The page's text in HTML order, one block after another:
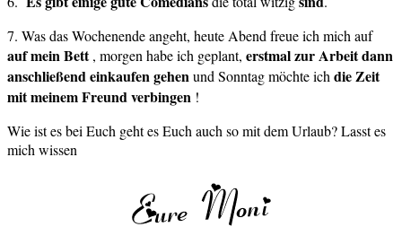
7. Was das Wochenende angeht, heute Abend freue ich mich auf
auf mein Bett, morgen habe ich geplant, erstmal zur Arbeit dann
anschließend einkaufen gehenund Sonntag möchte ich die Zeit
mit meinem Freund verbingen !
Wie ist es bei Euch geht es Euch auch so mit dem Urlaub? Lasst es
mich wissen